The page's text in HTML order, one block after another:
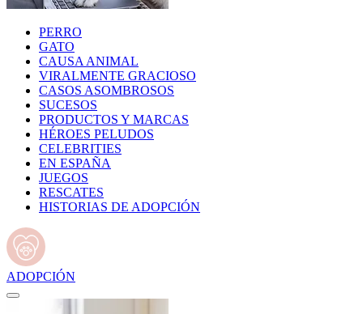
PERRO
GATO
CAUSA ANIMAL
VIRALMENTE GRACIOSO
CASOS ASOMBROSOS
SUCESOS
PRODUCTOS Y MARCAS
HÉROES PELUDOS
CELEBRITIES
EN ESPAÑA
JUEGOS
RESCATES
HISTORIAS DE ADOPCIÓN
ADOPCIÓN